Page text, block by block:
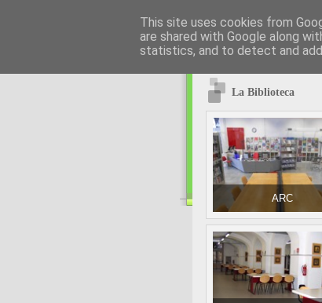
La Biblioteca
ARC
This site uses cookies from
are shared with Google along
statistics, and to detect and